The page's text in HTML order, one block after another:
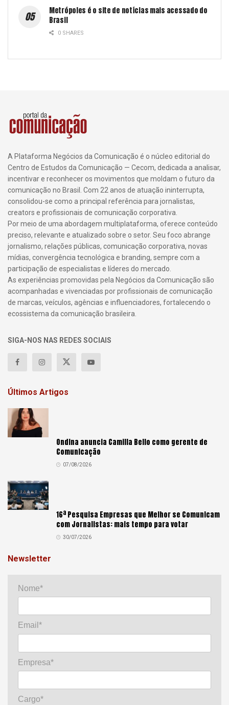
Metrópoles é o site de notícias mais acessado do
Brasil
0 SHARES
A Plataforma Negócios da Comunicação é o núcleo editorial do
Centro de Estudos da Comunicação — Cecom, dedicada a analisar,
incentivar e reconhecer os movimentos que moldam o futuro da
comunicação no Brasil. Com 22 anos de atuação ininterrupta,
consolidou-se como a principal referência para jornalistas,
creators e profissionais de comunicação corporativa.
Por meio de uma abordagem multiplataforma, oferece conteúdo
preciso, relevante e atualizado sobre o setor. Seu foco abrange
jornalismo, relações públicas, comunicação corporativa, novas
mídias, convergência tecnológica e branding, sempre com a
participação de especialistas e líderes do mercado.
As experiências promovidas pela Negócios da Comunicação são
acompanhadas e vivenciadas por profissionais de comunicação
de marcas, veículos, agências e influenciadores, fortalecendo o
ecossistema da comunicação brasileira.
SIGA-NOS NAS REDES SOCIAIS
Últimos Artigos
Ondina anuncia Camilla Bello como gerente de
Comunicação
07/08/2026
16ª Pesquisa Empresas que Melhor se Comunicam
com Jornalistas: mais tempo para votar
30/07/2026
Newsletter
Nome*
Email*
Empresa*
Cargo*